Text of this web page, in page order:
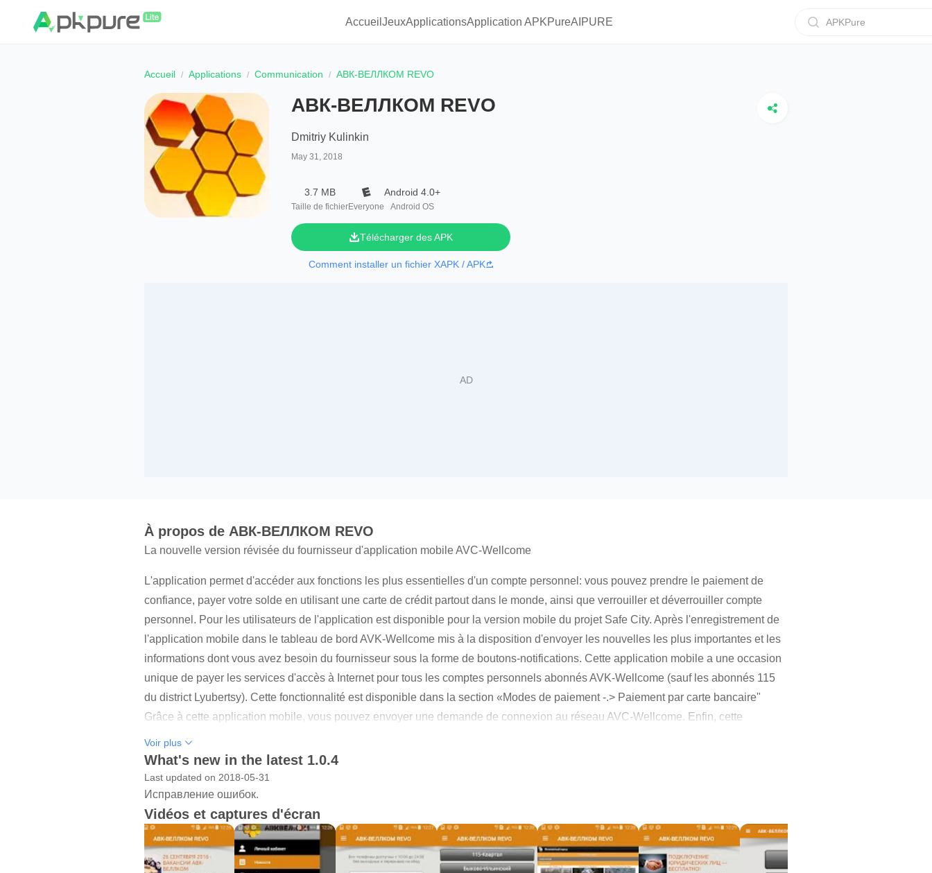
Accueil JeuxApplicationsApplication APKPureAIPURE APKPure
Accueil Applications Communication АВК-ВЕЛЛКОМ REVO
АВК-ВЕЛЛКОМ REVO
Dmitriy Kulinkin
May 31, 2018
3.7 MB
Taille de fichierEveryone
Android 4.0+
Android OS
Télécharger des APK
Comment installer un fichier XAPK / APK
À propos de АВК-ВЕЛЛКОМ REVO
La nouvelle version révisée du fournisseur d'application mobile AVC-Wellcome
L'application permet d'accéder aux fonctions les plus essentielles d'un compte personnel: vous pouvez prendre le paiement de
confiance, payer votre solde en utilisant une carte de crédit partout dans le monde, ainsi que verrouiller et déverrouiller compte
personnel. Pour les utilisateurs de l'application est disponible pour la version mobile du projet Safe City. Après l'enregistrement de
l'application mobile dans le tableau de bord AVK-Wellcome mis à la disposition d'envoyer les nouvelles les plus importantes et les
informations dont vous avez besoin du fournisseur sous la forme de boutons-notifications. Cette application mobile a une occasion
unique de payer les services d'accès à Internet pour tous les comptes personnels abonnés AVK-Wellcome (sauf les abonnés 115
du district Lyubertsy). Cette fonctionnalité est disponible dans la section «Modes de paiement -.> Paiement par carte bancaire"
Grâce à cette application mobile, vous pouvez envoyer une demande de connexion au réseau AVC-Wellcome. Enfin, cette
Voir plus
What's new in the latest 1.0.4
Last updated on 2018-05-31
Исправление ошибок.
Vidéos et captures d'écran